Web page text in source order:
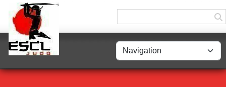
Panneau de gestion des cookies